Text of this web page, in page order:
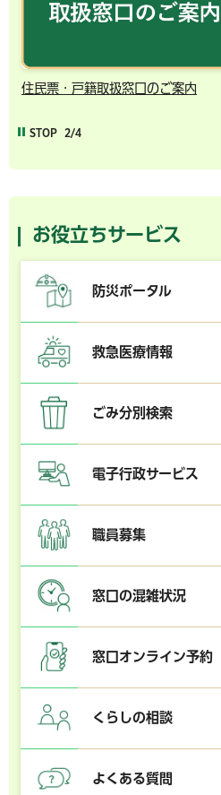
住民票・戸籍取扱窓口のご案内
STOP 2/4
お役立ちサービス
防災ポータル
救急医療情報
ごみ分別検索
電子行政サービス
職員募集
窓口の混雑状況
窓口オンライン予約
くらしの相談
よくある質問